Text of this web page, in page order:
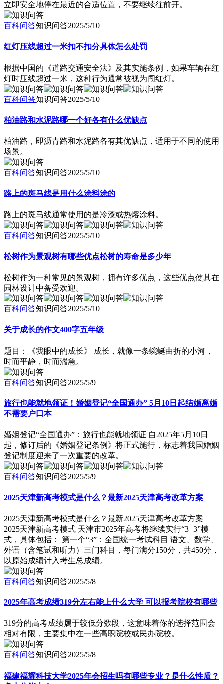
立即安全地停在最近的合适位置，不要继续往前开。
百科问答知识问答2025/5/10
红灯压线超过一米扣不扣分具体怎么处罚
根据中国的《道路交通安全法》及其实施条例，如果车辆在红
灯时压线超过一米，这种行为通常被视为闯红灯。
百科问答知识问答2025/5/10
柏油路和水泥路哪一个好各有什么优缺点
柏油路，即沥青路和水泥路各有其优缺点，适用于不同的使用
场景。
百科问答知识问答2025/5/10
路上的斑马线是用什么涂料涂的
路上的斑马线通常使用的是冷漆或热熔涂料。
百科问答知识问答2025/5/10
松树作为景观树有哪些优点松树的寿命是多少年
松树作为一种常见的景观树，拥有许多优点，这些优点使其在
园林设计中备受欢迎。
百科问答知识问答2025/5/10
关于成长的作文400字五年级
题目：《我眼中的成长》 成长，就像一条蜿蜒曲折的小河，
时而平静，时而湍急。
百科问答知识问答2025/5/9
旅行也能就地领证！婚姻登记“全国通办” 5月10日起结婚离婚
不需要户口本
婚姻登记“全国通办”：旅行也能就地领证 自2025年5月10日
起，修订后的《婚姻登记条例》将正式施行，标志着我国婚姻
登记制度迎来了一次重要的改革。
百科问答知识问答2025/5/9
2025天津新高考模式是什么？最新2025天津高考改革方案
2025天津新高考模式是什么？最新2025天津高考改革方案
2025天津新高考模式 天津市2025年高考将继续实行“3+3”模
式，具体包括： 第一个“3”：全国统一考试科目 语文、数学、
外语（含笔试和听力）三门科目，每门满分150分，共450分，
以原始成绩计入考生总成绩。
百科问答知识问答2025/5/8
2025年高考成绩319分左右能上什么大学 可以报考院校有哪些
319分的高考成绩属于较低分数段，这意味着你的选择范围会
相对有限，主要集中在一些高职院校或民办院校。
百科问答知识问答2025/5/8
福建福耀科技大学2025年会招生吗有哪些专业？是什么性质？